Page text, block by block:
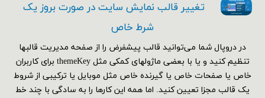
تغییر قالب نمایش سایت در صورت بروز یک
شرط خاص
در دروپال شما می‌توانید قالب پیشفرض را از صفحه مدیریت قالبها
تنظیم کنید و یا با بعضی ماژولهای کمکی مثل themeKey برای کاربران
خاص یا صفحات خاص یا گیرنده خاص مثل موبایل یا ترکیبی از شروط
یک قالب مجزا تعیین کنید. اما همه این کارها را به سادگی با چند خط